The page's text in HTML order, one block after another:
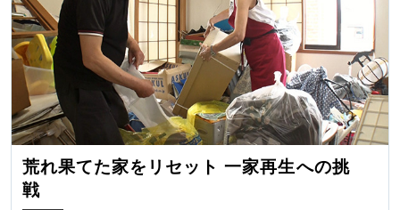
荒れ果てた家をリセット 一家再生への挑
戦